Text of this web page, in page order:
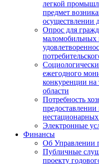
легкой
предмет
осуществлении
Опрос для
маломобильных
ежегодного
конкуренции
области
Потребность
Электронные
Финансы
Об Управлении
Публичные
проекту